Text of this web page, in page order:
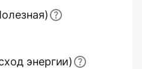
энергии)